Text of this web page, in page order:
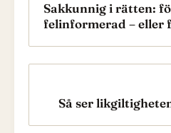
Sakkunnig i rätten:
felinformerad – eller
Så ser